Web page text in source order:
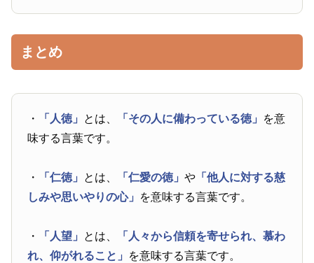
まとめ
・ 「人徳」 とは、 「その人に備わっている徳」 を意
味する言葉です。
・ 「仁徳」 とは、 「仁愛の徳」や 「他人に対する慈
しみや思いやりの心」 を意味する言葉です。
・ 「人望」 とは、
「人々から信頼を寄せられ、慕わ
れ、仰がれること」 を意味する言葉です。